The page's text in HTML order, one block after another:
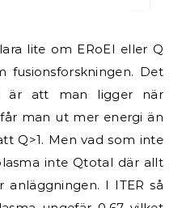
fusionsforskningen. Det
är att man ligger när
man ut mer energi än
Q>1. Men vad som inte
inte Qtotal där allt
I ITER så